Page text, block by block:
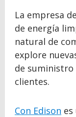
La empresa
de energía
natural de
explore
de suministro
clientes.
Con Edison